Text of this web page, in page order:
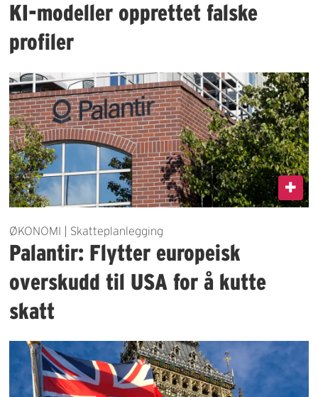
KI-modeller opprettet falske
profiler
ØKONOMI | Skatteplanlegging
Palantir: Flytter europeisk
overskudd til USA for å kutte
skatt